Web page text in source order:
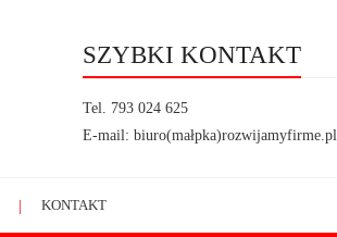
SZYBKI KONTAKT
Tel. 793 024 625
E-mail: biuro(małpka)rozwijamyfirme.pl
KONTAKT